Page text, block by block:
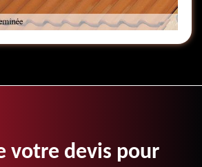
votre devis pour